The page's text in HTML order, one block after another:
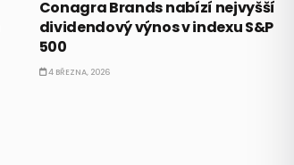
Conagra Brands nabízí nejvyšší
dividendový výnos v indexu S&P
500
4 BŘEZNA, 2026